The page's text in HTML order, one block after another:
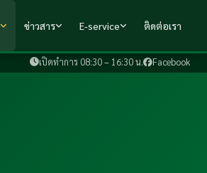
เปิดทำการ 08:30 – 16:30 น. Facebook
ข่าวสาร E-service ติดต่อเรา